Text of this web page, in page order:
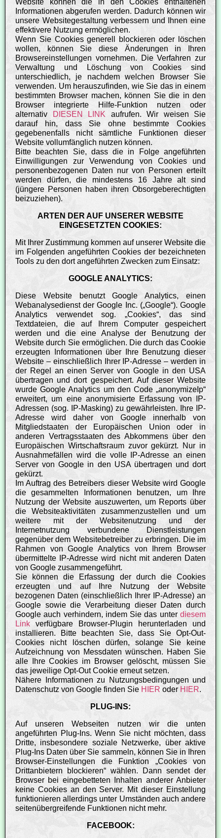
Website können die in den Cookies enthaltenen
Informationen abgerufen werden. Dadurch können wir
unsere Websitegestaltung verbessern und Ihnen eine
effektivere Nutzung ermöglichen.
Wenn Sie Cookies generell blockieren oder löschen
wollen, können Sie diese Änderungen in Ihren
Browsereinstellungen vornehmen. Die Verfahren zur
Verwaltung und Löschung von Cookies sind
unterschiedlich, je nachdem welchen Browser Sie
verwenden. Um herauszufinden, wie Sie das in einem
bestimmten Browser machen, können Sie die in den
Browser integrierte Hilfe-Funktion nutzen oder
alternativ
DIESEN LINK aufrufen. Wir weisen Sie
darauf hin, dass Sie ohne bestimmte Cookies
gegebenenfalls nicht sämtliche Funktionen dieser
Website vollumfänglich nutzen können.
Bitte beachten Sie, dass die in Folge angeführten
Einwilligungen zur Verwendung von Cookies und
personenbezogenen Daten nur von Personen erteilt
werden dürfen, die mindestens 16 Jahre alt sind
(jüngere Personen haben ihren Obsorgeberechtigten
beizuziehen).
ARTEN DER AUF UNSERER WEBSITE
EINGESETZTEN COOKIES:
Mit Ihrer Zustimmung kommen auf unserer Website die
im Folgenden angeführten Cookies der bezeichneten
Tools zu den dort angeführten Zwecken zum Einsatz:
GOOGLE ANALYTICS:
Diese Website benutzt Google Analytics, einen
Webanalysedienst der Google Inc. („Google“). Google
Analytics verwendet sog. „Cookies“, das sind
Textdateien, die auf Ihrem Computer gespeichert
werden und die eine Analyse der Benutzung der
Website durch Sie ermöglichen. Die durch das Cookie
erzeugten Informationen über Ihre Benutzung dieser
Website – einschließlich Ihrer IP-Adresse – werden in
der Regel an einen Server von Google in den USA
übertragen und dort gespeichert. Auf dieser Website
wurde Google Analytics um den Code „anonymizeIp“
erweitert, um eine anonymisierte Erfassung von IP-
Adressen (sog. IP-Masking) zu gewährleisten. Ihre IP-
Adresse wird daher von Google innerhalb von
Mitgliedstaaten der Europäischen Union oder in
anderen Vertragsstaaten des Abkommens über den
Europäischen Wirtschaftsraum zuvor gekürzt. Nur in
Ausnahmefällen wird die volle IP-Adresse an einen
Server von Google in den USA übertragen und dort
gekürzt.
Im Auftrag des Betreibers dieser Website wird Google
die gesammelten Informationen benutzen, um Ihre
Nutzung der Website auszuwerten, um Reports über
die Websiteaktivitäten zusammenzustellen und um
weitere mit der Websitenutzung und der
Internetnutzung verbundene Dienstleistungen
gegenüber dem Websitebetreiber zu erbringen. Die im
Rahmen von Google Analytics von Ihrem Browser
übermittelte IP-Adresse wird nicht mit anderen Daten
von Google zusammengeführt.
Sie können die Erfassung der durch die Cookies
erzeugten und auf Ihre Nutzung der Website
bezogenen Daten (einschließlich Ihrer IP-Adresse) an
Google sowie die Verarbeitung dieser Daten durch
Google auch verhindern, indem Sie das unter diesem
Link verfügbare Browser-Plugin herunterladen und
installieren. Bitte beachten Sie, dass Sie Opt-Out-
Cookies nicht löschen dürfen, solange Sie keine
Aufzeichnung von Messdaten wünschen. Haben Sie
alle Ihre Cookies im Browser gelöscht, müssen Sie
das jeweilige Opt-Out Cookie erneut setzen.
Nähere Informationen zu Nutzungsbedingungen und
Datenschutz von Google finden Sie HIER oder HIER.
PLUG-INS:
Auf unseren Webseiten nutzen wir die unten
angeführten Plug-Ins. Wenn Sie nicht möchten, dass
Dritte, insbesondere soziale Netzwerke, über aktive
Plug-Ins Daten über Sie sammeln, können Sie in Ihren
Browser-Einstellungen die Funktion „Cookies von
Drittanbietern blockieren“ wählen. Dann sendet der
Browser bei eingebetteten Inhalten anderer Anbieter
keine Cookies an den Server. Mit dieser Einstellung
funktionieren allerdings unter Umständen auch andere
seitenübergreifende Funktionen nicht mehr.
FACEBOOK: